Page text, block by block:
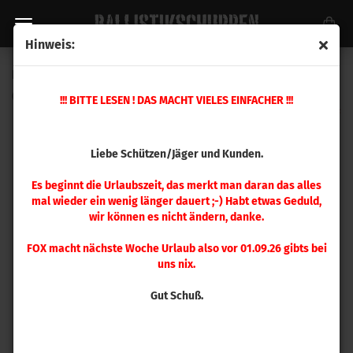
Hinweis:
!!! BITTE LESEN ! DAS MACHT VIELES EINFACHER !!!
Liebe Schützen/Jäger und Kunden.
Es beginnt die Urlaubszeit, das merkt man daran das alles
mal wieder ein wenig länger dauert ;-) Habt etwas Geduld,
wir können es nicht ändern, danke.
FOX macht nächste Woche Urlaub also vor 01.09.26 gibts bei
uns nix.
Gut Schuß.
390027)